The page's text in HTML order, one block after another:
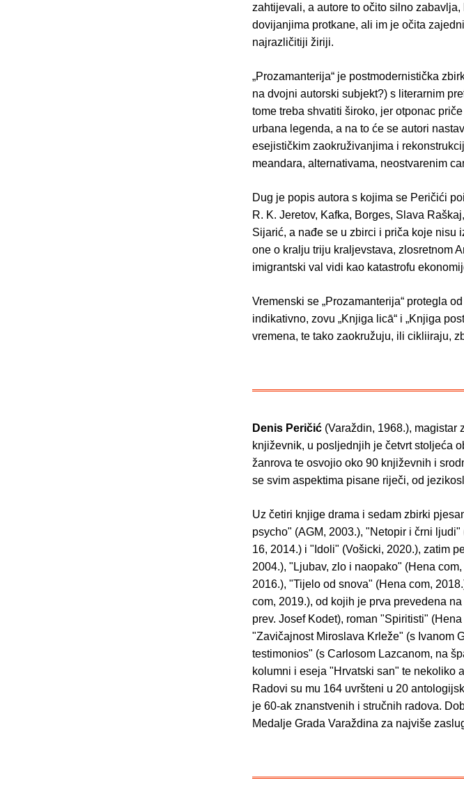
zahtijevali, a autore to očito silno
dovijanjima protkane, ali im je očita
najrazličitiji žiriji.
„Prozamanterija“ je postmodernistička
na dvojni autorski subjekt?) s literarnim
tome treba shvatiti široko, jer otponac
urbana legenda, a na to će se autori
esejističkim zaokruživanjima i
meandara, alternativama, neostvarenim
Dug je popis autora s kojima se Peričići
R. K. Jeretov, Kafka, Borges, Slava
Sijarić, a nađe se u zbirci i priča koje nisu
one o kralju triju kraljevstava, zlosretnom
imigrantski val vidi kao katastrofu
Vremenski se „Prozamanterija“ protegla
indikativno, zovu „Knjiga licā“ i „Knjiga
vremena, te tako zaokružuju, ili cikliiraju,
Denis Peričić (Varaždin, 1968.), magistar
književnik, u posljednjih je četvrt stoljeća
žanrova te osvojio oko 90 književnih i
se svim aspektima pisane riječi, od
Uz četiri knjige drama i sedam zbirki
psycho" (AGM, 2003.), "Netopir i črni
16, 2014.) i "Idoli" (Vošicki, 2020.), zatim
2004.), "Ljubav, zlo i naopako" (Hena
2016.), "Tijelo od snova" (Hena com,
com, 2019.), od kojih je prva prevedena
prev. Josef Kodet), roman "Spiritisti"
"Zavičajnost Miroslava Krleže" (s Ivanom
testimonios" (s Carlosom Lazcanom, na
kolumni i eseja "Hrvatski san" te nekoliko
Radovi su mu 164 uvršteni u 20
je 60-ak znanstvenih i stručnih radova.
Medalje Grada Varaždina za najviše